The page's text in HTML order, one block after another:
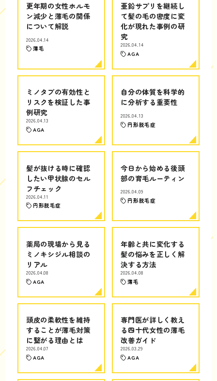
更年期の女性ホルモ
ン減少と薄毛の関係
について解説
2026.04.14
薄毛
亜鉛サプリを継続し
て髪の毛の密度に変
化が現れた事例の研
究
2026.04.14
AGA
ミノタブの有効性と
リスクを検証した事
例研究
2026.04.13
AGA
自分の体質を科学的
に分析する重要性
2026.04.13
円形脱毛症
髪が抜ける時に確認
したい甲状腺のセル
フチェック
2026.04.11
円形脱毛症
今日から始める後頭
部の育毛ルーティン
2026.04.09
円形脱毛症
薬局の現場から見る
ミノキシジル相談の
リアル
2026.04.08
AGA
年齢と共に変化する
髪の悩みを正しく解
決する方法
2026.04.08
薄毛
頭皮の柔軟性を維持
することが薄毛対策
に繋がる理由とは
2026.04.07
AGA
専門医が詳しく教え
る四十代女性の薄毛
改善ガイド
2026.03.29
AGA